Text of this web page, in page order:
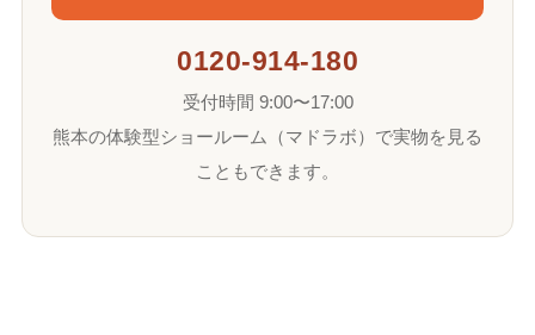
0120-914-180
受付時間 9:00〜17:00
熊本の体験型ショールーム（マドラボ）で実物を見る
こともできます。